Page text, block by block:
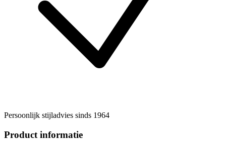
Persoonlijk stijladvies sinds 1964
Product informatie